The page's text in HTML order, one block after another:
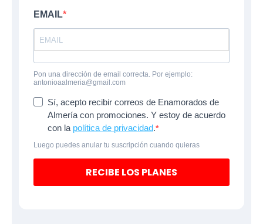
EMAIL
Pon una dirección de email correcta. Por ejemplo:
antonioaalmeria@gmail.com
Sí, acepto recibir correos de Enamorados de
Almería con promociones. Y estoy de acuerdo
con la política de privacidad.
Luego puedes anular tu suscripción cuando quieras
RECIBE LOS PLANES